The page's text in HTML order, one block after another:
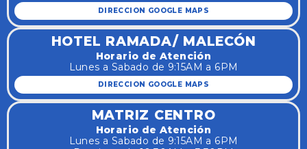
DIRECCION GOOGLE MAPS
HOTEL RAMADA/ MALECÓN
Horario de Atención
Lunes a Sabado de 9:15AM a 6PM
DIRECCION GOOGLE MAPS
MATRIZ CENTRO
Horario de Atención
Lunes a Sabado de 9:15AM a 6PM